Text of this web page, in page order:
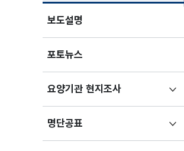
보도설명
포토뉴스
요양기관 현지조사하위메뉴
펼치기
명단공표
펼치기